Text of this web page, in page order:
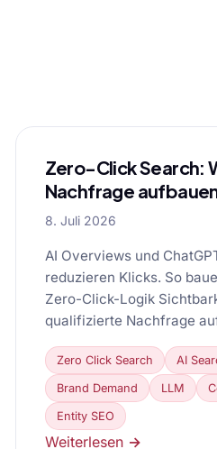
Zero-Click Search:
Nachfrage
8. Juli 2026
AI Overviews und
reduzieren Klicks. So
Zero-Click-Logik
qualifizierte Nachfrage
Zero Click Search AI
Brand Demand LLM
Entity SEO
Weiterlesen →